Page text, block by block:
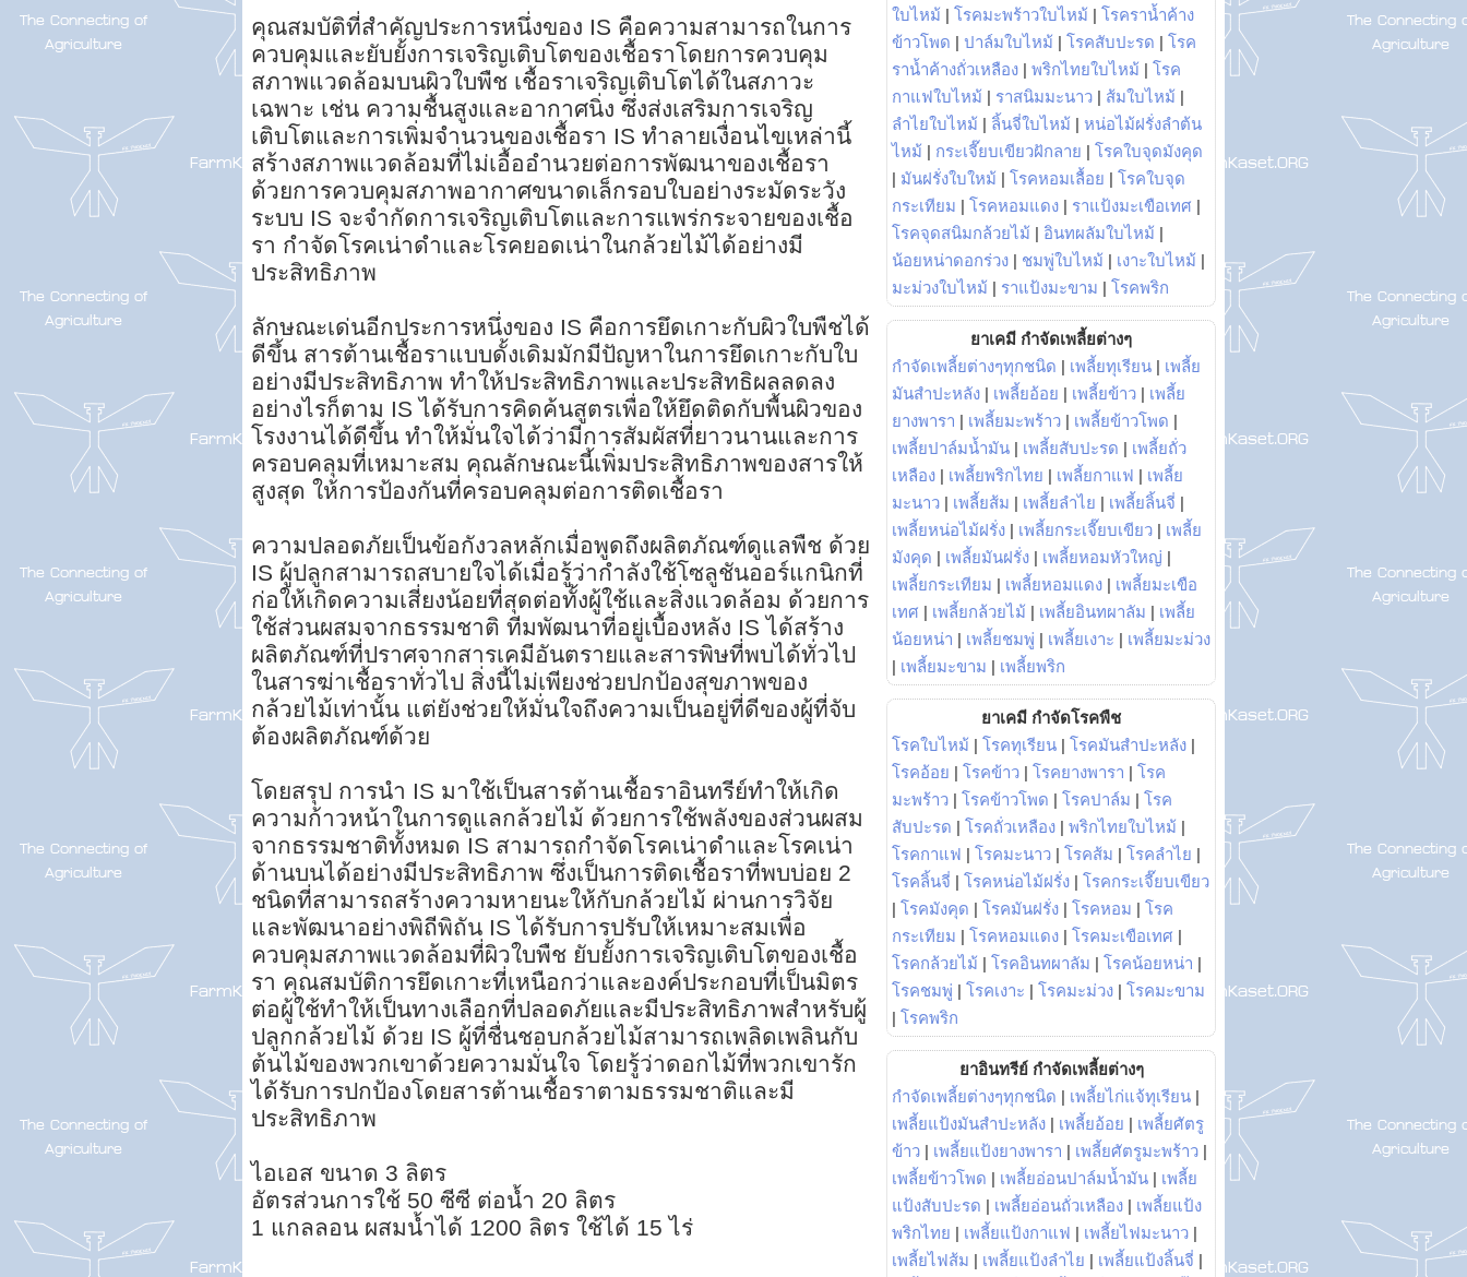
คุณสมบัติที่สำคัญประการหนึ่งของ IS คือความสามารถในการ
ควบคุมและยับยั้งการเจริญเติบโตของเชื้อราโดยการควบคุม
สภาพแวดล้อมบนผิวใบพืช เชื้อราเจริญเติบโตได้ในสภาวะ
เฉพาะ เช่น ความชื้นสูงและอากาศนิ่ง ซึ่งส่งเสริมการเจริญ
เติบโตและการเพิ่มจำนวนของเชื้อรา IS ทำลายเงื่อนไขเหล่านี้
สร้างสภาพแวดล้อมที่ไม่เอื้ออำนวยต่อการพัฒนาของเชื้อรา
ด้วยการควบคุมสภาพอากาศขนาดเล็กรอบใบอย่างระมัดระวัง
ระบบ IS จะจำกัดการเจริญเติบโตและการแพร่กระจายของเชื้อ
รา กำจัดโรคเน่าดำและโรคยอดเน่าในกล้วยไม้ได้อย่างมี
ประสิทธิภาพ
ลักษณะเด่นอีกประการหนึ่งของ IS คือการยึดเกาะกับผิวใบพืชได้
ดีขึ้น สารต้านเชื้อราแบบดั้งเดิมมักมีปัญหาในการยึดเกาะกับใบ
อย่างมีประสิทธิภาพ ทำให้ประสิทธิภาพและประสิทธิผลลดลง
อย่างไรก็ตาม IS ได้รับการคิดค้นสูตรเพื่อให้ยึดติดกับพื้นผิวของ
โรงงานได้ดีขึ้น ทำให้มั่นใจได้ว่ามีการสัมผัสที่ยาวนานและการ
ครอบคลุมที่เหมาะสม คุณลักษณะนี้เพิ่มประสิทธิภาพของสารให้
สูงสุด ให้การป้องกันที่ครอบคลุมต่อการติดเชื้อรา
ความปลอดภัยเป็นข้อกังวลหลักเมื่อพูดถึงผลิตภัณฑ์ดูแลพืช ด้วย
IS ผู้ปลูกสามารถสบายใจได้เมื่อรู้ว่ากำลังใช้โซลูชันออร์แกนิกที่
ก่อให้เกิดความเสี่ยงน้อยที่สุดต่อทั้งผู้ใช้และสิ่งแวดล้อม ด้วยการ
ใช้ส่วนผสมจากธรรมชาติ ทีมพัฒนาที่อยู่เบื้องหลัง IS ได้สร้าง
ผลิตภัณฑ์ที่ปราศจากสารเคมีอันตรายและสารพิษที่พบได้ทั่วไป
ในสารฆ่าเชื้อราทั่วไป สิ่งนี้ไม่เพียงช่วยปกป้องสุขภาพของ
กล้วยไม้เท่านั้น แต่ยังช่วยให้มั่นใจถึงความเป็นอยู่ที่ดีของผู้ที่จับ
ต้องผลิตภัณฑ์ด้วย
โดยสรุป การนำ IS มาใช้เป็นสารต้านเชื้อราอินทรีย์ทำให้เกิด
ความก้าวหน้าในการดูแลกล้วยไม้ ด้วยการใช้พลังของส่วนผสม
จากธรรมชาติทั้งหมด IS สามารถกำจัดโรคเน่าดำและโรคเน่า
ด้านบนได้อย่างมีประสิทธิภาพ ซึ่งเป็นการติดเชื้อราที่พบบ่อย 2
ชนิดที่สามารถสร้างความหายนะให้กับกล้วยไม้ ผ่านการวิจัย
และพัฒนาอย่างพิถีพิถัน IS ได้รับการปรับให้เหมาะสมเพื่อ
ควบคุมสภาพแวดล้อมที่ผิวใบพืช ยับยั้งการเจริญเติบโตของเชื้อ
รา คุณสมบัติการยึดเกาะที่เหนือกว่าและองค์ประกอบที่เป็นมิตร
ต่อผู้ใช้ทำให้เป็นทางเลือกที่ปลอดภัยและมีประสิทธิภาพสำหรับผู้
ปลูกกล้วยไม้ ด้วย IS ผู้ที่ชื่นชอบกล้วยไม้สามารถเพลิดเพลินกับ
ต้นไม้ของพวกเขาด้วยความมั่นใจ โดยรู้ว่าดอกไม้ที่พวกเขารัก
ได้รับการปกป้องโดยสารต้านเชื้อราตามธรรมชาติและมี
ประสิทธิภาพ
ไอเอส ขนาด 3 ลิตร
อัตรส่วนการใช้ 50 ซีซี ต่อน้ำ 20 ลิตร
1 แกลลอน ผสมน้ำได้ 1200 ลิตร ใช้ได้ 15 ไร่
ใบไหม้ | โรคมะพร้าวใบไหม้ | โรคราน้ำค้าง
ข้าวโพด | ปาล์มใบไหม้ | โรคสับปะรด | โรค
ราน้ำค้างถั่วเหลือง | พริกไทยใบไหม้ | โรค
กาแฟใบไหม้ | ราสนิมมะนาว | ส้มใบไหม้ |
ลำไยใบไหม้ | ลิ้นจี่ใบไหม้ | หน่อไม้ฝรั่งลำต้น
ไหม้ | กระเจี๊ยบเขียวฝักลาย | โรคใบจุดมังคุด
| มันฝรั่งใบใหม้ | โรคหอมเลื้อย | โรคใบจุด
กระเทียม | โรคหอมแดง | ราแป้งมะเขือเทศ |
โรคจุดสนิมกล้วยไม้ | อินทผลัมใบไหม้ |
น้อยหน่าดอกร่วง | ชมพู่ใบไหม้ | เงาะใบไหม้ |
มะม่วงใบไหม้ | ราแป้งมะขาม | โรคพริก
ยาเคมี กำจัดเพลี้ยต่างๆ
กำจัดเพลี้ยต่างๆทุกชนิด | เพลี้ยทุเรียน | เพลี้ย
มันสำปะหลัง | เพลี้ยอ้อย | เพลี้ยข้าว | เพลี้ย
ยางพารา | เพลี้ยมะพร้าว | เพลี้ยข้าวโพด |
เพลี้ยปาล์มน้ำมัน | เพลี้ยสับปะรด | เพลี้ยถั่ว
เหลือง | เพลี้ยพริกไทย | เพลี้ยกาแฟ | เพลี้ย
มะนาว | เพลี้ยส้ม | เพลี้ยลำไย | เพลี้ยลิ้นจี่ |
เพลี้ยหน่อไม้ฝรั่ง | เพลี้ยกระเจี๊ยบเขียว | เพลี้ย
มังคุด | เพลี้ยมันฝรั่ง | เพลี้ยหอมหัวใหญ่ |
เพลี้ยกระเทียม | เพลี้ยหอมแดง | เพลี้ยมะเขือ
เทศ | เพลี้ยกล้วยไม้ | เพลี้ยอินทผาลัม | เพลี้ย
น้อยหน่า | เพลี้ยชมพู่ | เพลี้ยเงาะ | เพลี้ยมะม่วง
| เพลี้ยมะขาม | เพลี้ยพริก
ยาเคมี กำจัดโรคพืช
โรคใบไหม้ | โรคทุเรียน | โรคมันสำปะหลัง |
โรคอ้อย | โรคข้าว | โรคยางพารา | โรค
มะพร้าว | โรคข้าวโพด | โรคปาล์ม | โรค
สับปะรด | โรคถั่วเหลือง | พริกไทยใบไหม้ |
โรคกาแฟ | โรคมะนาว | โรคส้ม | โรคลำไย |
โรคลิ้นจี่ | โรคหน่อไม้ฝรั่ง | โรคกระเจี๊ยบเขียว
| โรคมังคุด | โรคมันฝรั่ง | โรคหอม | โรค
กระเทียม | โรคหอมแดง | โรคมะเขือเทศ |
โรคกล้วยไม้ | โรคอินทผาลัม | โรคน้อยหน่า |
โรคชมพู่ | โรคเงาะ | โรคมะม่วง | โรคมะขาม
| โรคพริก
ยาอินทรีย์ กำจัดเพลี้ยต่างๆ
กำจัดเพลี้ยต่างๆทุกชนิด | เพลี้ยไก่แจ้ทุเรียน |
เพลี้ยแป้งมันสำปะหลัง | เพลี้ยอ้อย | เพลี้ยศัตรู
ข้าว | เพลี้ยแป้งยางพารา | เพลี้ยศัตรูมะพร้าว |
เพลี้ยข้าวโพด | เพลี้ยอ่อนปาล์มน้ำมัน | เพลี้ย
แป้งสับปะรด | เพลี้ยอ่อนถั่วเหลือง | เพลี้ยแป้ง
พริกไทย | เพลี้ยแป้งกาแฟ | เพลี้ยไฟมะนาว |
เพลี้ยไฟส้ม | เพลี้ยแป้งลำไย | เพลี้ยแป้งลิ้นจี่ |